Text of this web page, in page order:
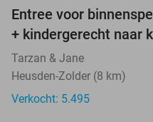
Entree voor
+ kindergerecht naar
Tarzan & Jane
Heusden-Zolder (8 km)
Verkocht: 5.495